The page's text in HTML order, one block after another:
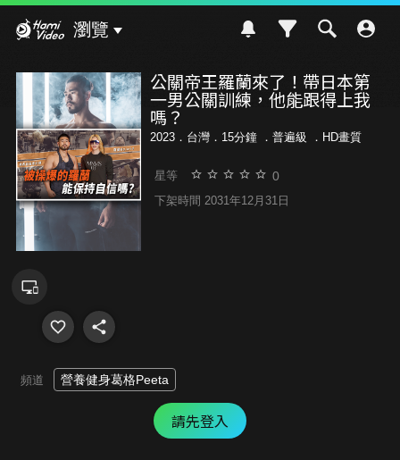
瀏覽
公關帝王羅蘭來了！帶日本第
一男公關訓練，他能跟得上我
嗎？
2023．台灣．15分鐘 ． 普遍級 ．HD畫質
星等 0
下架時間 2031年12月31日
頻道 營養健身葛格Peeta
請先登入